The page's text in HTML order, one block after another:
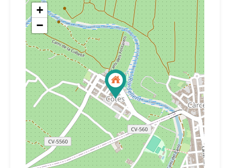
+
−